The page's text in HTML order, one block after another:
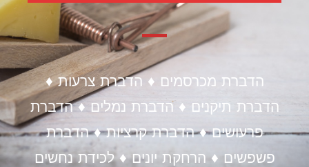
הדברת מכרסמים ♦ הדברת צרעות ♦
הדברת תיקנים ♦ הדברת נמלים ♦ הדברת
פרעושים ♦ הדברת קרציות ♦ הדברת
פשפשים ♦ הרחקת יונים ♦ לכידת נחשים